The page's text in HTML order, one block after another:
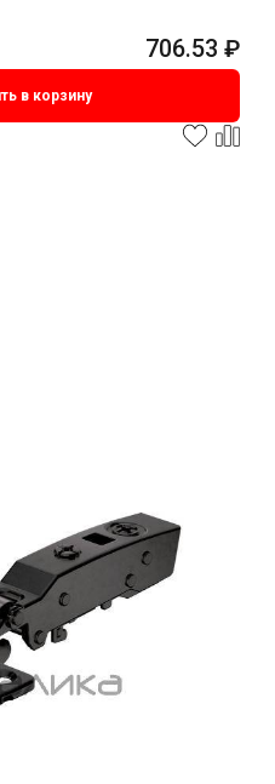
706.53 ₽
в корзину